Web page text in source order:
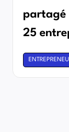
partagé
25